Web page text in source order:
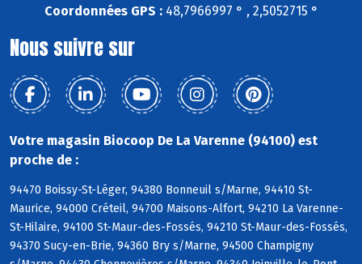
Coordonnées GPS :48,7966997 ° , 2,5052715 °
Nous suivre sur
Votre magasin Biocoop De La Varenne (94100) est
proche de :
94470 Boissy-St-Léger, 94380 Bonneuil s/Marne, 94410 St-
Maurice, 94000 Créteil, 94700 Maisons-Alfort, 94210 La Varenne-
St-Hilaire, 94100 St-Maur-des-Fossés, 94210 St-Maur-des-Fossés,
94370 Sucy-en-Brie, 94360 Bry s/Marne, 94500 Champigny